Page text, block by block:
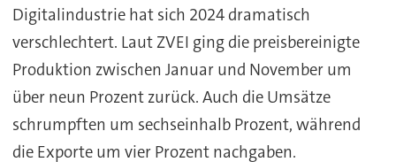
Digitalindustrie hat sich 2024 dramatisch
verschlechtert. Laut ZVEI ging die preisbereinigte
Produktion zwischen Januar und November um
über neun Prozent zurück. Auch die Umsätze
schrumpften um sechseinhalb Prozent, während
die Exporte um vier Prozent nachgaben.